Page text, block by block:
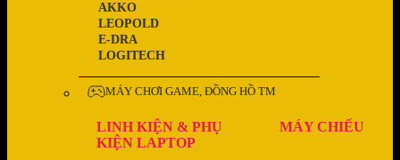
LOGITECH
E-DRA
LEOPOLD
AKKO
MÁY CHƠI GAME, ĐỒNG HỒ TM
LINH KIỆN & PHỤ
KIỆN LAPTOP
MÁY CHIẾU